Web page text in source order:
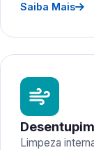
Saiba Mais
Limpeza